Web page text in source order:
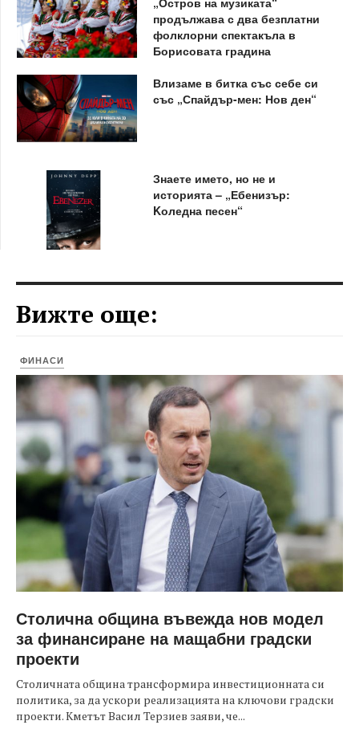
продължава с два безплатни
фолклорни спектакъла в
Борисовата градина
Влизаме в битка със себе си
със „Спайдър-мен: Нов ден“
Знаете името, но не и
историята – „Ебенизър:
Kоледна песен“
Вижте още:
ФИНАСИ
Столична община въвежда нов модел
за финансиране на мащабни градски
проекти
Столичната община трансформира инвестиционната си
политика, за да ускори реализацията на ключови градски
проекти. Кметът Васил Терзиев заяви, че...